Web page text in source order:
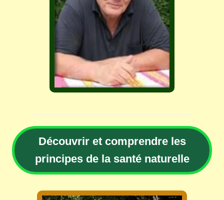
Découvrir et comprendre les
principes de la santé naturelle